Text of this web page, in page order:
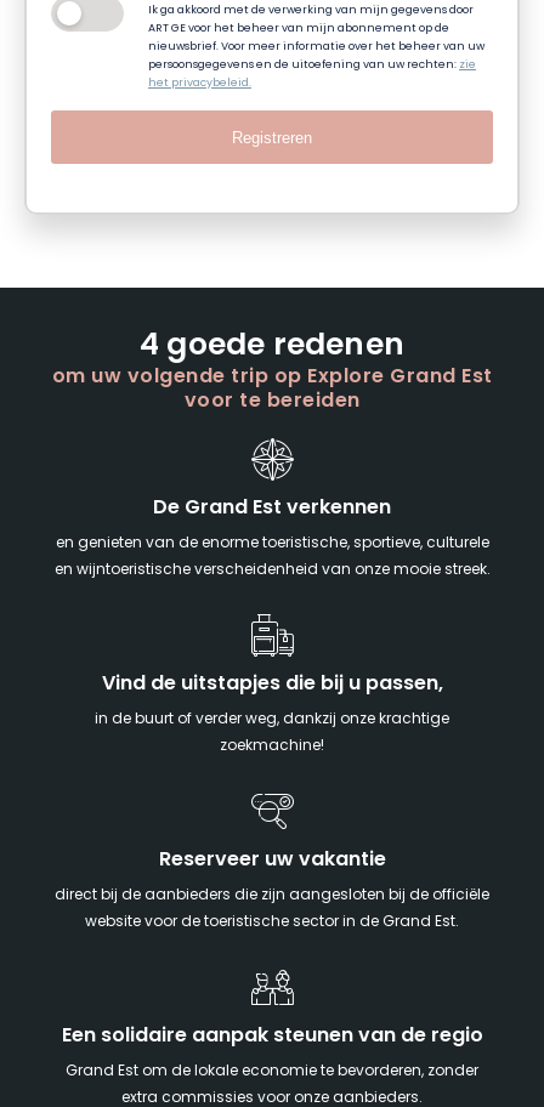
Ik ga akkoord met de verwerking van mijn gegevens door
ART GE voor het beheer van mijn abonnement op de
nieuwsbrief. Voor meer informatie over het beheer van uw
persoonsgegevens en de uitoefening van uw rechten:zie
het privacybeleid.
Registreren
4 goede redenen
om uw volgende trip op Explore Grand Est
voor te bereiden
De Grand Est verkennen
en genieten van de enorme toeristische, sportieve, culturele
en wijntoeristische verscheidenheid van onze mooie streek.
Vind de uitstapjes die bij u passen,
in de buurt of verder weg, dankzij onze krachtige
zoekmachine!
Reserveer uw vakantie
direct bij de aanbieders die zijn aangesloten bij de officiële
website voor de toeristische sector in de Grand Est.
Een solidaire aanpak steunen van de regio
Grand Est om de lokale economie te bevorderen, zonder
extra commissies voor onze aanbieders.